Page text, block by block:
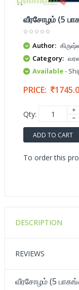
வீரசோழம் (5
Author:
Category:
Available-
PRICE:
Qty:
ADD TO CART
To order this
DESCRIPTION
REVIEWS
வீரசோழம் (5